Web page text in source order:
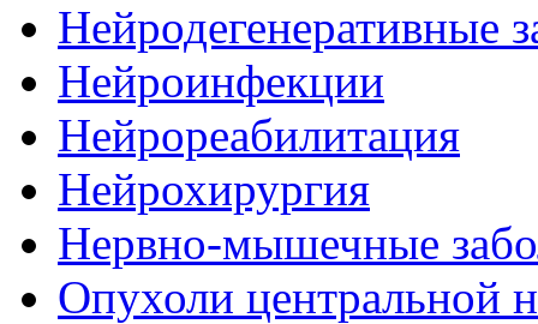
Нейродегенеративные
Нейроинфекции
Нейрореабилитация
Нейрохирургия
Нервно-мышечные
Опухоли центральной